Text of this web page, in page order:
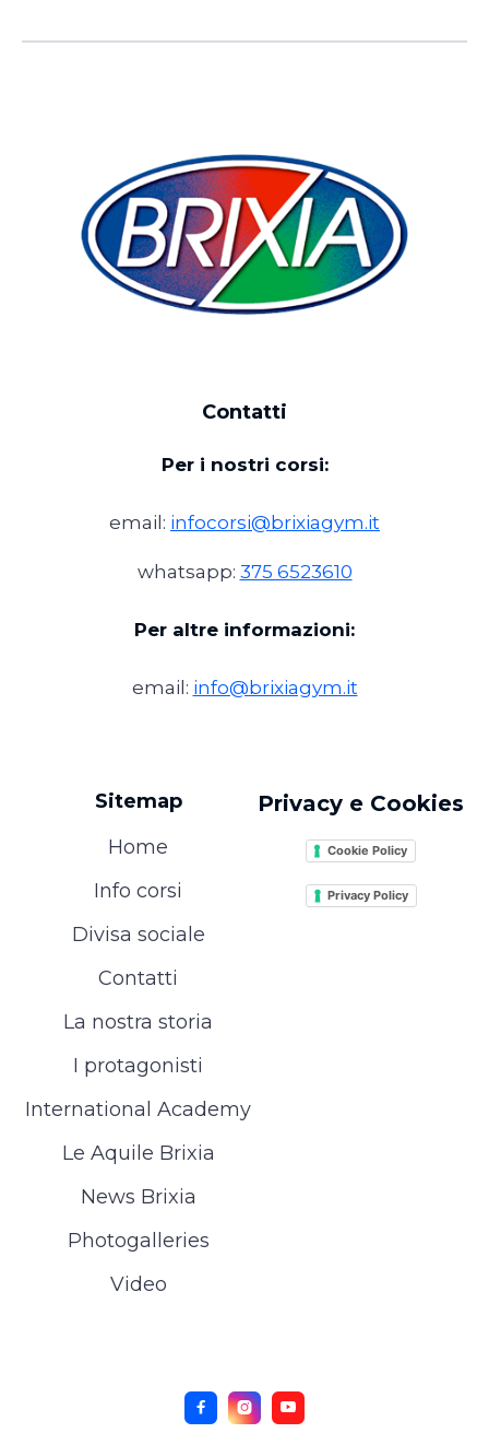
Contatti
Per i nostri corsi:
email: infocorsi@brixiagym.it
whatsapp: 375 6523610
Per altre informazioni:
email: info@brixiagym.it
Sitemap
Home
Info corsi
Divisa sociale
Contatti
La nostra storia
I protagonisti
International Academy
Le Aquile Brixia
News Brixia
Photogalleries
Video
Privacy e Cookies
Cookie Policy
Privacy Policy
  